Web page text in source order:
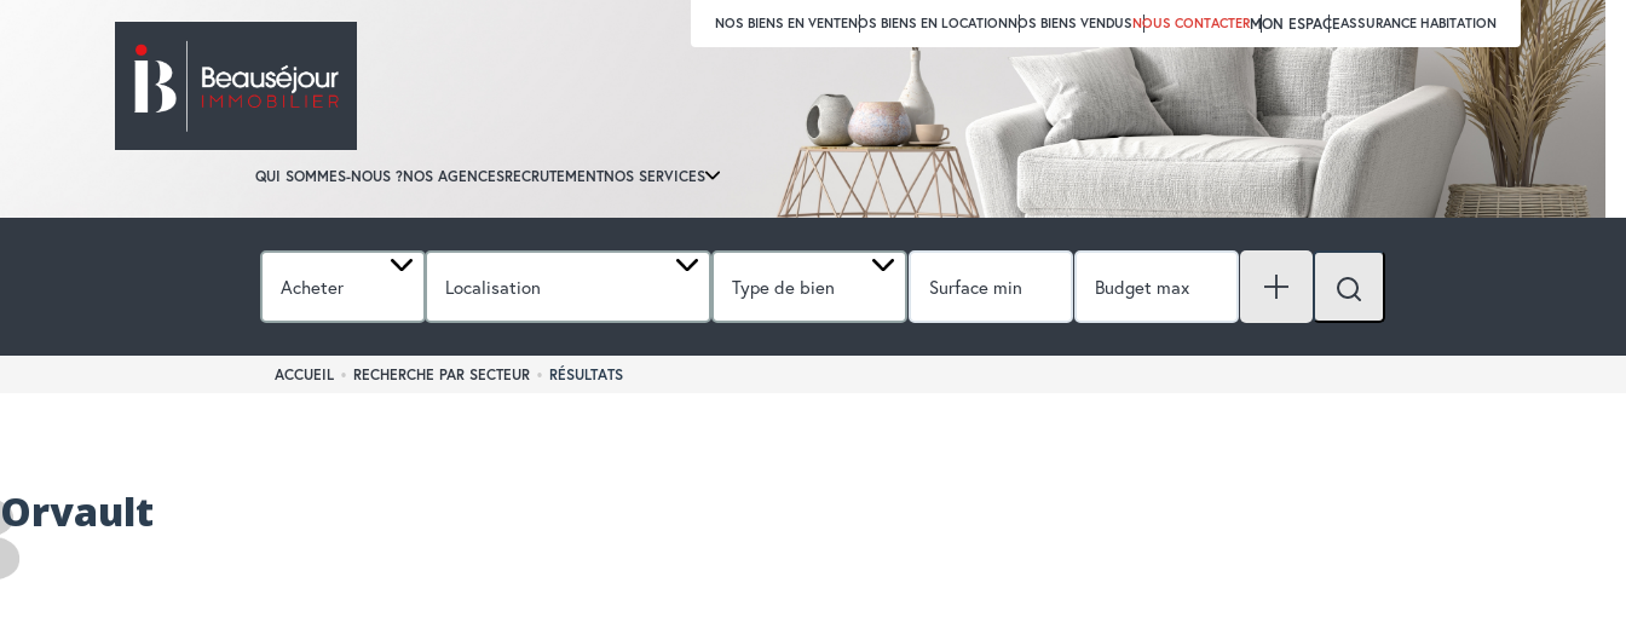
NOS BIENS EN VENTENOS BIENS EN LOCATIONNOS BIENS VENDUSNOUS CONTACTERMON ESPACEASSURANCE HABITATION
QUI SOMMES-NOUS ?NOS AGENCESRECRUTEMENTNOS SERVICES
Acheter Localisation Type de bien
ACCUEIL RECHERCHE PAR SECTEUR RÉSULTATS
Orvault